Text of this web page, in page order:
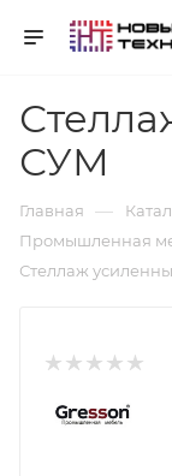
СУМ
Главная —
Промышленная
Стеллаж